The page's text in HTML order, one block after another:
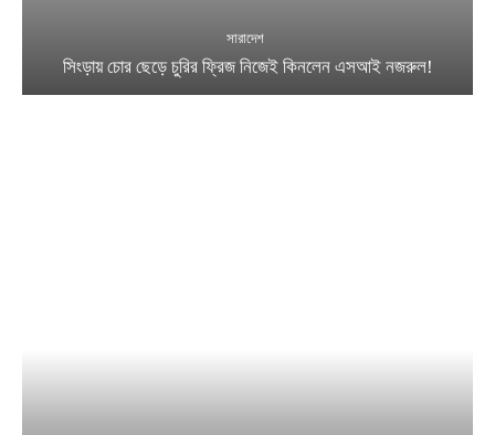
সারাদেশ
সিংড়ায় চোর ছেড়ে চুরির ফ্রিজ নিজেই কিনলেন এসআই নজরুল!